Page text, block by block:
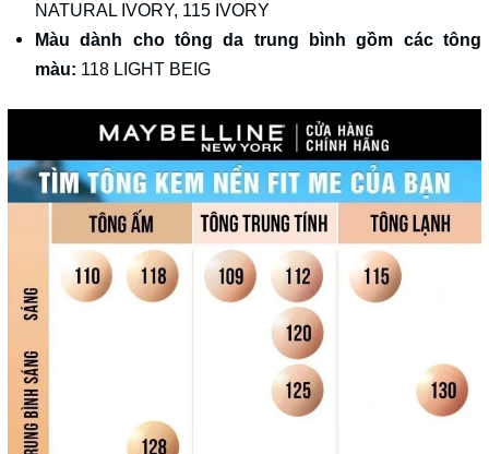
NATURAL IVORY, 115 IVORY
Màu dành cho tông da trung bình gồm các tông
màu: 118 LIGHT BEIG